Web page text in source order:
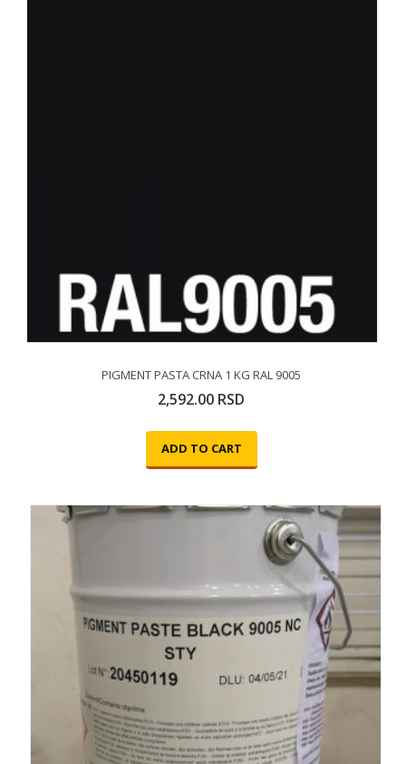
PIGMENT PASTA CRNA 1 KG RAL 9005
2,592.00 RSD
ADD TO CART